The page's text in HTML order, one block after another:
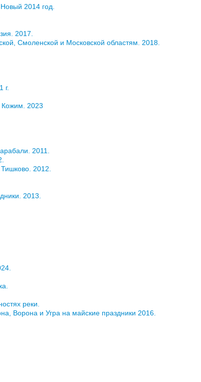
2014 год.
2017.
Смоленской и Московской областям. 2018.
г.
2023
2011.
2012.
2013.
реки.
Ворона и Угра на майские праздники 2016.